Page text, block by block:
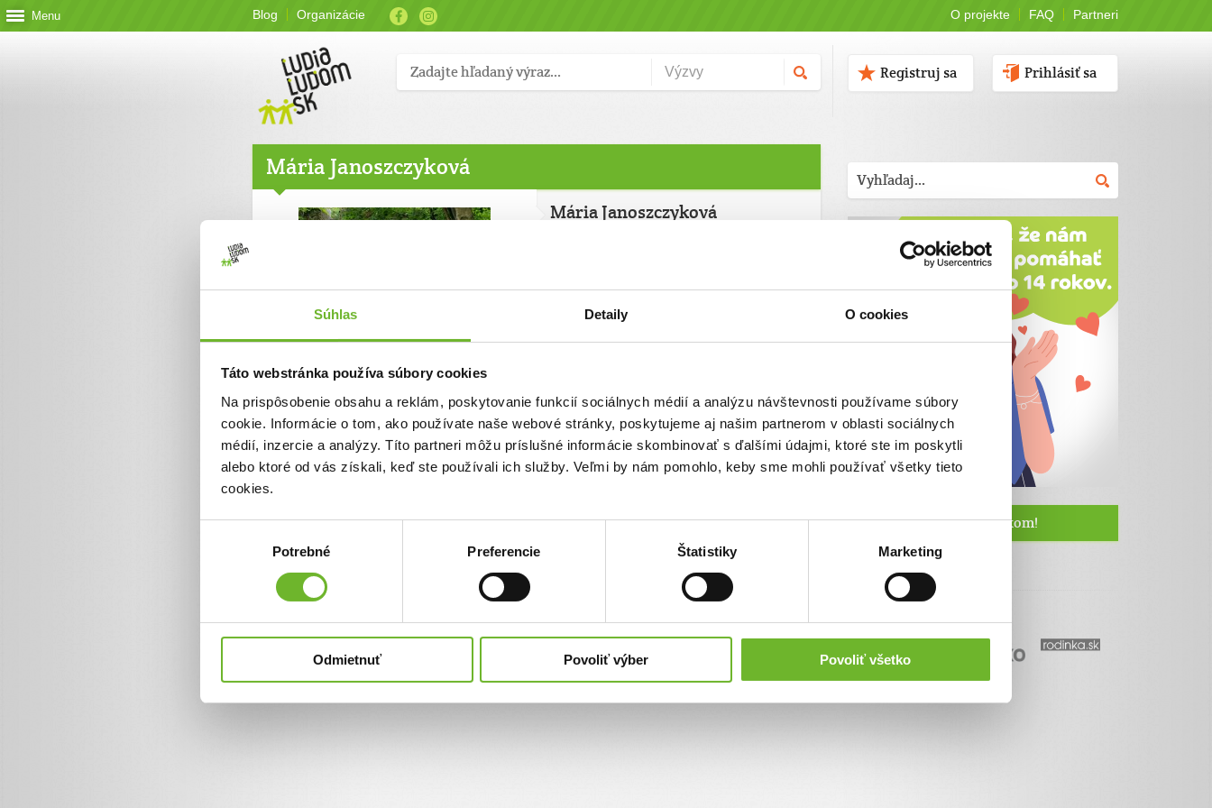
Súhlas Detaily O cookies
Táto webstránka používa súbory cookies
Na prispôsobenie obsahu a reklám, poskytovanie funkcií sociálnych médií a analýzu návštevnosti používame súbory
cookie. Informácie o tom, ako používate naše webové stránky, poskytujeme aj našim partnerom v oblasti sociálnych
médií, inzercie a analýzy. Títo partneri môžu príslušné informácie skombinovať s ďalšími údajmi, ktoré ste im poskytli
alebo ktoré od vás získali, keď ste používali ich služby. Veľmi by nám pomohlo, keby sme mohli používať všetky tieto
cookies.
Potrebné Preferencie Štatistiky Marketing
Odmietnuť Povoliť výber Povoliť všetko
Menu Blog Organizácie O projekte FAQ Partneri
Prihlásiť sa
Registruj sa
Mária Janoszczyková
Mária Janoszczyková
Nahlásiť
Stránka obsahuje nepravdivé, urážajúce alebo neetické informácie
Staňte sa naším fanúšikom!